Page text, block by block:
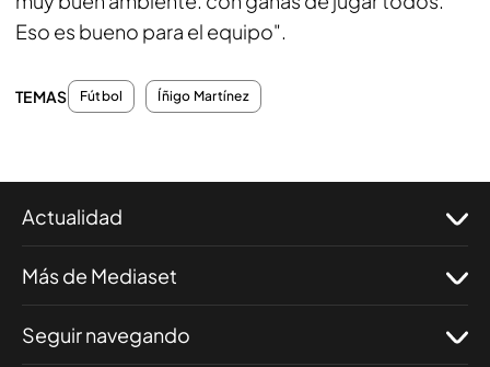
Eso es bueno para el equipo".
TEMAS Fútbol Íñigo Martínez
Actualidad
Más de Mediaset
Seguir navegando